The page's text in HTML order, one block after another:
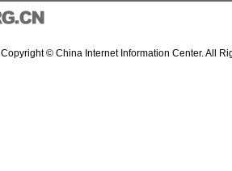
Copyright © China Internet Information Center. All